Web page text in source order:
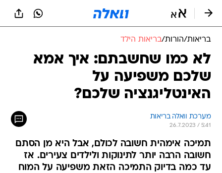
בריאות/הורות/בריאות הילד
לא כמו שחשבתם: איך אמא
שלכם משפיעה על
האינטליגנציה שלכם?
מערכת וואלה בריאות
26.7.2023 / 5:41
תמיכה אימהית חשובה לכולם, אבל היא מן הסתם
חשובה הרבה יותר לתינוקות ולילדים צעירים. אז
עד כמה בדיוק התמיכה הזאת משפיעה על המוח